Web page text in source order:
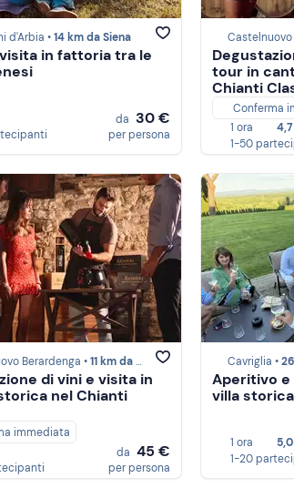
d'Arbia •14 km da Siena
in fattoria tra le
da 30 €
per persona
Castelnuovo
tour in
Chianti
Conferma
1 ora
4,7
1-50
Berardenga •11 km da Siena
di vini e visita in
nel Chianti
immediata
da 45 €
per persona
Cavriglia •
Aperitivo e
villa
1 ora
5,0
1-20